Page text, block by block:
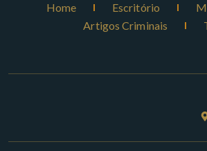
Home Escritório
Artigos Criminais